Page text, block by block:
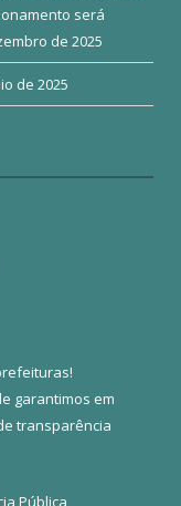
será
de 2025
de 2025
!
garantimos em
transparência
Pública